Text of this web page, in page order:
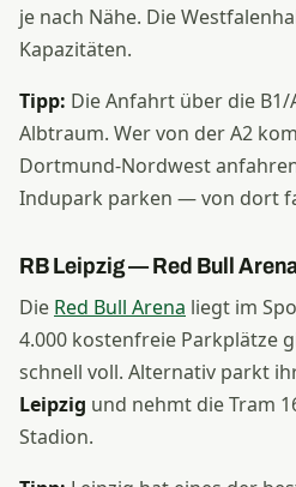
je nach Nähe. Die
Kapazitäten.
Tipp: Die Anfahrt über die B1/
Albtraum. Wer von der A2
Dortmund-Nordwest
Indupark parken — von dort
RB Leipzig — Red Bull
Die Red Bull Arena liegt im
4.000 kostenfreie Parkplätze
schnell voll. Alternativ parkt
Leipzig und nehmt die Tram
Stadion.